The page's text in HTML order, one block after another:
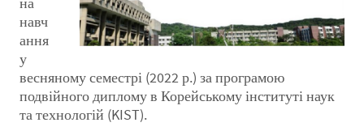
навч
ання
у
весняному семестрі (2022 р.) за програмою
подвійного диплому в Корейському інституті наук
та технологій (KIST).